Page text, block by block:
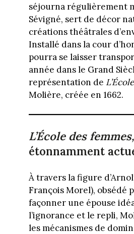
séjourna régulièrement
Sévigné, sert de décor
créations théâtrales
Installé dans la cour
pourra se laisser
année dans le Grand
représentation de
Molière, créée en 1662.
L’École des femmes,
étonnamment
À travers la figure
François Morel), obsédé
façonner une épouse
l’ignorance et le repli,
les mécanismes de